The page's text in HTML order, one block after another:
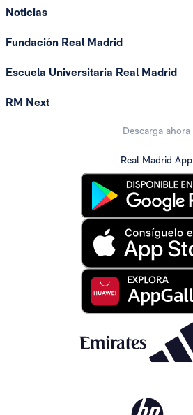
Noticias
Fundación Real Madrid
Escuela Universitaria Real Madrid
RM Next
Descarga ahora
Real Madrid App